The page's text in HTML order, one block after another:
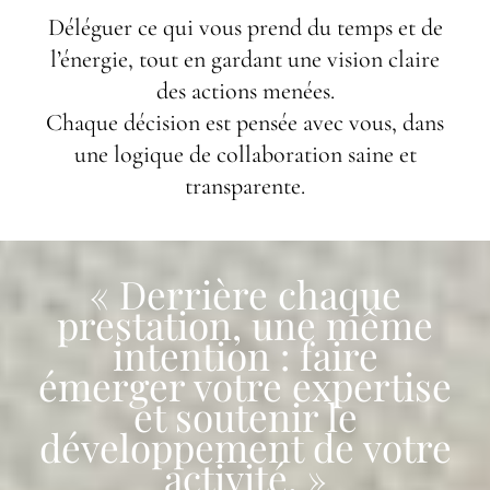
Déléguer ce qui vous prend du temps et de
l’énergie, tout en gardant une vision claire
des actions menées.
Chaque décision est pensée avec vous, dans
une logique de collaboration saine et
transparente.
« Derrière chaque
prestation, une même
intention : faire
émerger votre expertise
et soutenir le
développement de votre
activité. »